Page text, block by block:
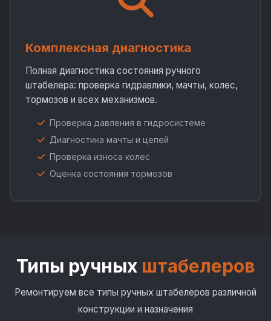
Комплексная диагностика
Полная диагностика состояния ручного
штабелера: проверка гидравлики, мачты, колес,
тормозов и всех механизмов.
Проверка давления в гидросистеме
Диагностика мачты и цепей
Проверка износа колес
Оценка состояния тормозов
Типы ручных штабелеров
Ремонтируем все типы ручных штабелеров различной
конструкции и назначения